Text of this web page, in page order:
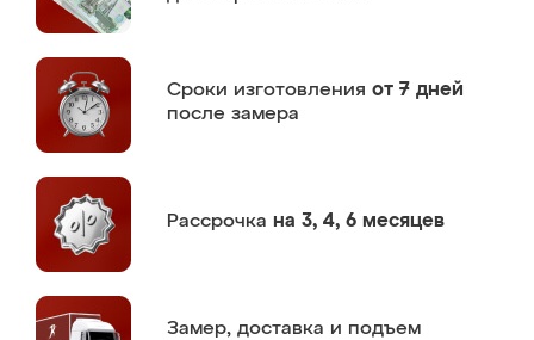
Сроки изготовления от 7 дней
после замера
Рассрочка на 3, 4, 6 месяцев
Замер, доставка и подъем